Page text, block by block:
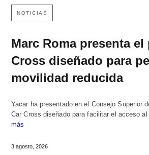
NOTICIAS
Marc Roma presenta el
Cross diseñado para
movilidad reducida
Yacar ha presentado en el Consejo Superior
Car Cross diseñado para facilitar el acceso
más
3 agosto, 2026